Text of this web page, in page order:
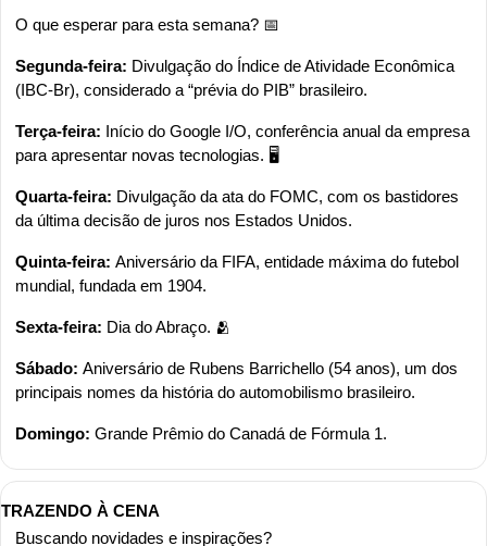
O que esperar para esta semana? 📅
Segunda-feira: Divulgação do Índice de Atividade Econômica
(IBC-Br), considerado a “prévia do PIB” brasileiro.
Terça-feira: Início do Google I/O, conferência anual da empresa
para apresentar novas tecnologias. 🖥️
Quarta-feira: Divulgação da ata do FOMC, com os bastidores
da última decisão de juros nos Estados Unidos.
Quinta-feira: Aniversário da FIFA, entidade máxima do futebol
mundial, fundada em 1904.
Sexta-feira: Dia do Abraço. 🫂
Sábado: Aniversário de Rubens Barrichello (54 anos), um dos
principais nomes da história do automobilismo brasileiro.
Domingo: Grande Prêmio do Canadá de Fórmula 1.
TRAZENDO À CENA
Buscando novidades e inspirações?